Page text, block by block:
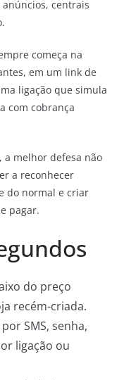
centrais
começa na
em um link de
ligação que simula
com cobrança
melhor defesa não
a reconhecer
do normal e criar
pagar.
do preço
recém-criada.
SMS, senha,
ligação ou